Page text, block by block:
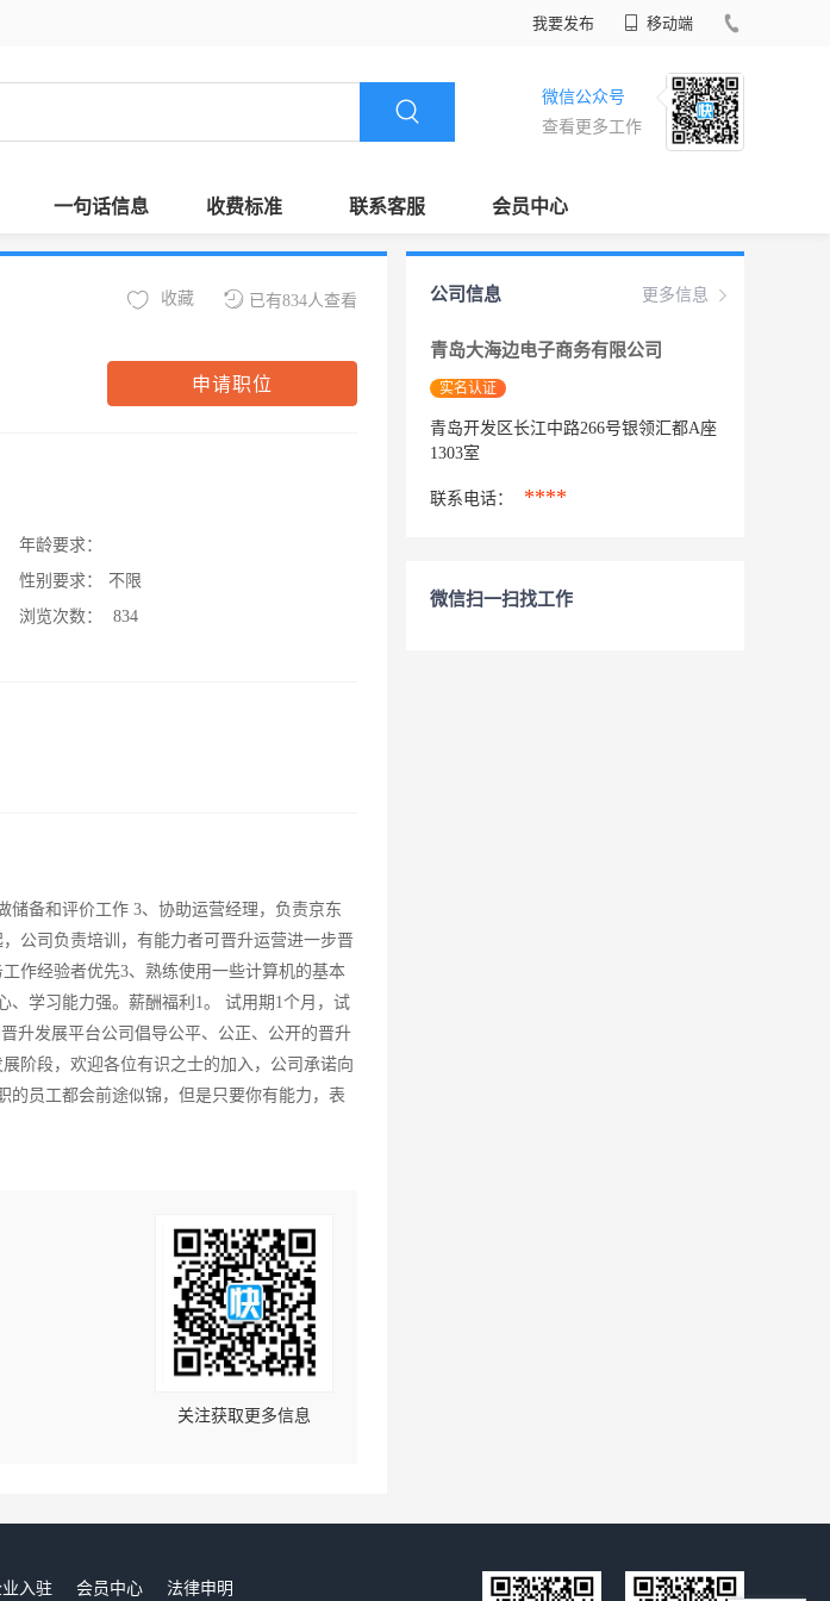
我要发布 移动端
微信公众号
查看更多工作
一句话信息 收费标准 联系客服 会员中心
已有834人查看
收藏
申请职位
年龄要求：
性别要求：
不限
浏览次数：
834
储备和评价工作 3、协助运营经理，负责京东
公司负责培训，有能力者可晋升运营进一步晋
作经验者优先3、熟练使用一些计算机的基本
、学习能力强。薪酬福利1。 试用期1个月，试
升发展平台公司倡导公平、公正、公开的晋升
阶段，欢迎各位有识之士的加入，公司承诺向
的员工都会前途似锦，但是只要你有能力，表
关注获取更多信息
更多信息
公司信息
青岛大海边电子商务有限公司
实名认证
青岛开发区长江中路266号银领汇都A座
1303室
联系电话： ****
微信扫一扫找工作
入驻 会员中心 法律申明